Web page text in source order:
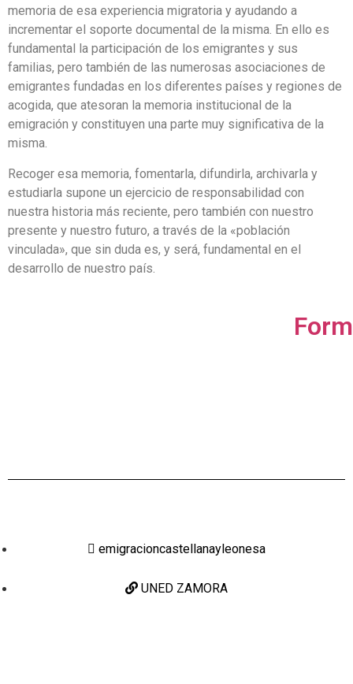
memoria de esa experiencia migra­toria y ayudando a
incrementar el soporte documental de la misma. En ello es
fundamental la participación de los emigrantes y sus
familias, pero también de las numerosas asociacio­nes de
emigrantes fundadas en los diferentes países y regiones de
acogida, que atesoran la memoria institucional de la
emigración y constituyen una parte muy significativa de la
misma.
Recoger esa memoria, fomentarla, difundirla, archivarla y
estudiarla supone un ejercicio de responsabilidad con
nuestra historia más reciente, pero también con nuestro
presente y nuestro futuro, a través de la «población
vinculada», que sin duda es, y será, fundamental en el
desarrollo de nuestro país.
emigracioncastellanayleonesa
UNED ZAMORA